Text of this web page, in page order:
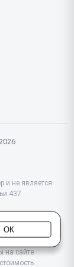
и не является
437
Smeg, но не
на сайте
ОК